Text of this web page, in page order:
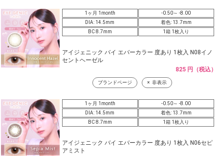
1ヶ月 1month
-0.50～ -8.00
DIA: 14.5mm
着色: 13.7mm
BC 8.7mm
1箱 1枚入り
アイジェニック バイ エバーカラー 度あり 1枚入 N08イノ
セントヘーゼル
825 円（税込）
ブランドページ 非表示
1ヶ月 1month
-0.50～ -8.00
DIA: 14.5mm
着色: 13.7mm
BC 8.7mm
1箱 1枚入り
アイジェニック バイ エバーカラー 度あり 1枚入 N06セピ
アミスト